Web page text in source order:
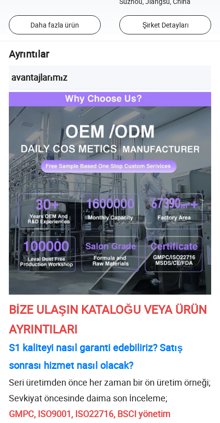
Daha fazla ürün Şirket Detayları
Ayrıntılar
avantajlarımız
BİZE ULAŞIN KATALOĞU VEYA ÜRÜN
AYRINTILARI
S1 kaliteyi nasıl garanti edebiliriz? Satış
sonrası hizmet nasıl olacak?
Seri üretimden önce her zaman bir ön üretim örneği;
Sevkiyat öncesinde daima son İnceleme;
GMPC, ISO9001, ISO22716, BSCI yönetim